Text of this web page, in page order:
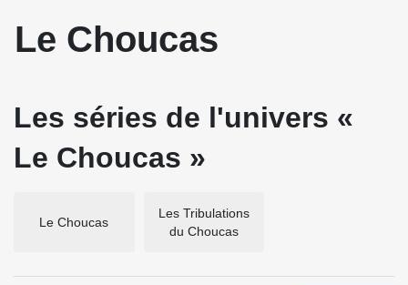
Le Choucas
Les séries de l'univers «
Le Choucas »
Le Choucas
Les Tribulations
du Choucas